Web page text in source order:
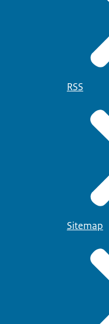
RSS
Sitemap